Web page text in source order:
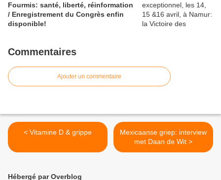
Fourmis: santé, liberté, réinformation
/ Enregistrement du Congrès enfin
disponible!
Commentaires
Ajouter un commentaire
< Vitamine D & grippe
Mexicaanse griep: interview
met Daan de Wit >
Hébergé par Overblog